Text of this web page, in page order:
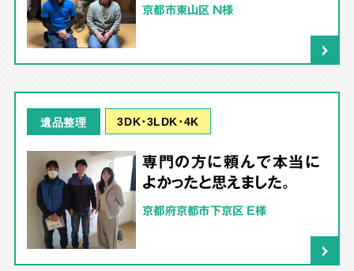
京都市東山区 N様
遺品整理 3DK･3LDK･4K
専門の方に頼んで本当に
よかったと思えました。
京都府京都市下京区 E様